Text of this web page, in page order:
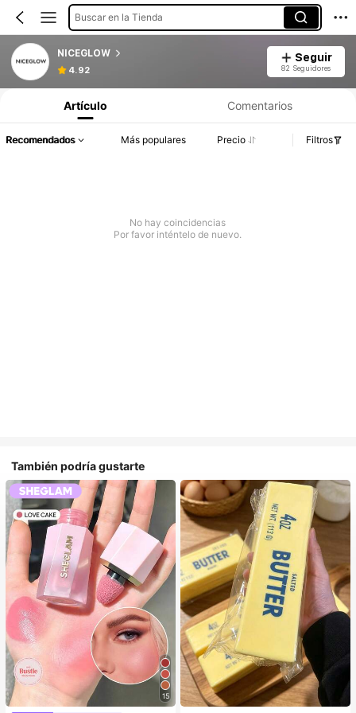
Buscar en la Tienda
NICEGLOW
4.92
Seguir
82 Seguidores
Artículo Comentarios
Recomendados Más populares Precio Filtros
No hay coincidencias
Por favor inténtelo de nuevo.
También podría gustarte
15